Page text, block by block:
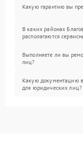
Какую гарантию вы
В каких районах
располагаются
Выполняете ли вы
лиц?
Какую документацию
для юридических лиц?